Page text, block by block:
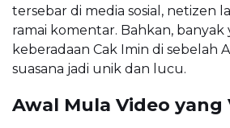
tersebar di media sosial, netizen
ramai komentar. Bahkan, banyak
keberadaan Cak Imin di sebelah
suasana jadi unik dan lucu.
Awal Mula Video yang